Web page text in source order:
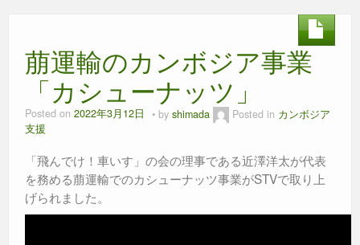
私たちの活動
萠運輸のカンボジア事業
「カシューナッツ」
Posted on 2022年3月12日 by shimada Posted in カンボジア
支援
「飛んでけ！車いす」の会の理事である近澤洋太が代表
を務める萠運輸でのカシューナッツ事業がSTVで取り上
げられました。